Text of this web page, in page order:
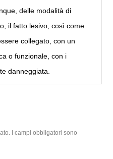
delle modalità di
il fatto lesivo, così come
collegato, con un
o funzionale, con i
danneggiata.
I campi obbligatori sono